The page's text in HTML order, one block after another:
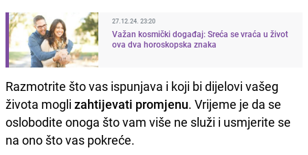
27.12.24. 23:20
Važan kosmički događaj: Sreća se vraća u život
ova dva horoskopska znaka
Razmotrite što vas ispunjava i koji bi dijelovi vašeg
života mogli zahtijevati promjenu. Vrijeme je da se
oslobodite onoga što vam više ne služi i usmjerite se
na ono što vas pokreće.